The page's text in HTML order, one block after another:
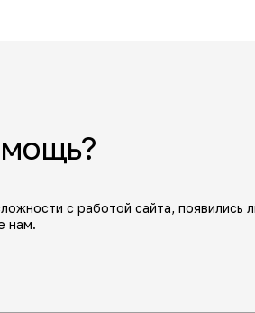
с работой сайта,
нам.